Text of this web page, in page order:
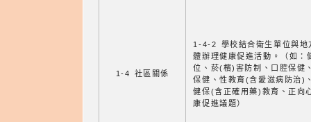
1-4 社區關係
1-4-2 學校結合衛生單位與地
體辦理健康促進活動。（如：
位、菸(檳)害防制、口腔保健
保健、性教育(含愛滋病防治)
健保(含正確用藥)教育、正向
康促進議題）